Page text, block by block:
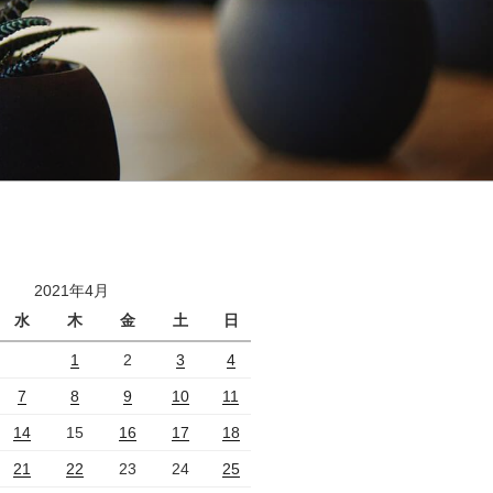
2021年4月
水
木 金 土 日
1 2 3 4
7 8 9 10 11
14 15 16 17 18
21 22 23 24 25